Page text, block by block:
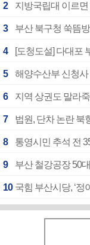
2 지방국립대 이르면
3 부산 북구청 쑥뜸
4 [도청도설] 다대포
5 해양수산부 신청
6 지역 상권도 말라
7 법원, 단차 논란 북
8 통영시민 추석 전
9 부산 철강공장 50
10